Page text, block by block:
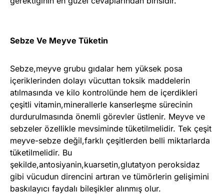
Sebze Ve Meyve Tüketin
Sebze,meyve grubu gıdalar hem yüksek posa
içeriklerinden dolayı vücuttan toksik maddelerin
atılmasında ve kilo kontrolünde hem de içerdikleri
çeşitli vitamin,minerallerle kanserleşme sürecinin
durdurulmasında önemli görevler üstlenir. Meyve ve
sebzeler özellikle mevsiminde tüketilmelidir. Tek çeşit
meyve-sebze değil,farklı çeşitlerden belli miktarlarda
tüketilmelidir. Bu
şekilde,antosiyanin,kuarsetin,glutatyon peroksidaz
gibi vücudun direncini artıran ve tümörlerin gelişimini
baskılayıcı faydalı bileşikler alınmış olur.